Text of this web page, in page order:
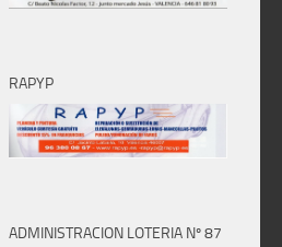
RAPYP
ADMINISTRACION LOTERIA Nº 87